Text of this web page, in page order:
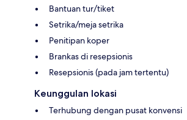
Bantuan tur/tiket
Setrika/meja setrika
Penitipan koper
Brankas di resepsionis
Resepsionis (pada jam tertentu)
Keunggulan lokasi
Terhubung dengan pusat konvensi